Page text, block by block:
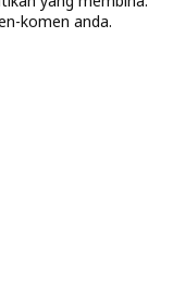
komen anda.